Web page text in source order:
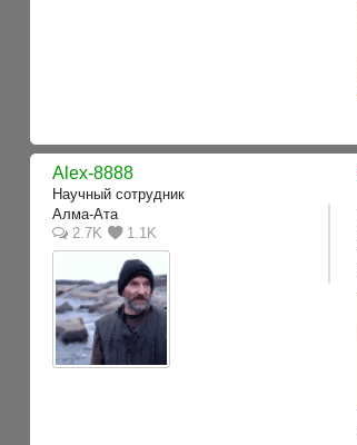
Alex-8888
Научный сотрудник
Алма-Ата
2.7K
1.1K